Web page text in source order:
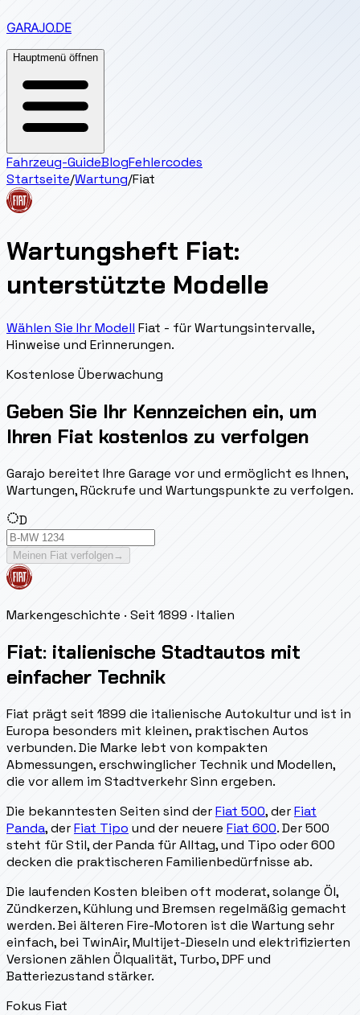
GARAJO.DE
Hauptmenü öffnen
Fahrzeug-GuideBlogFehlercodes
Startseite/Wartung/Fiat
Wartungsheft Fiat:
unterstützte Modelle
Wählen Sie Ihr Modell Fiat - für Wartungsintervalle,
Hinweise und Erinnerungen.
Kostenlose Überwachung
Geben Sie Ihr Kennzeichen ein, um
Ihren Fiat kostenlos zu verfolgen
Garajo bereitet Ihre Garage vor und ermöglicht es Ihnen,
Wartungen, Rückrufe und Wartungspunkte zu verfolgen.
D
Meinen Fiat verfolgen→
Markengeschichte · Seit 1899 · Italien
Fiat: italienische Stadtautos mit
einfacher Technik
Fiat prägt seit 1899 die italienische Autokultur und ist in
Europa besonders mit kleinen, praktischen Autos
verbunden. Die Marke lebt von kompakten
Abmessungen, erschwinglicher Technik und Modellen,
die vor allem im Stadtverkehr Sinn ergeben.
Die bekanntesten Seiten sind derFiat 500, derFiat
Panda, derFiat Tipo und der neuere Fiat 600. Der 500
steht für Stil, der Panda für Alltag, und Tipo oder 600
decken die praktischeren Familienbedürfnisse ab.
Die laufenden Kosten bleiben oft moderat, solange Öl,
Zündkerzen, Kühlung und Bremsen regelmäßig gemacht
werden. Bei älteren Fire-Motoren ist die Wartung sehr
einfach, bei TwinAir, Multijet-Dieseln und elektrifizierten
Versionen zählen Ölqualität, Turbo, DPF und
Batteriezustand stärker.
Fokus Fiat